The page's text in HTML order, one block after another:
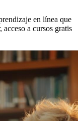
en línea que
a cursos gratis